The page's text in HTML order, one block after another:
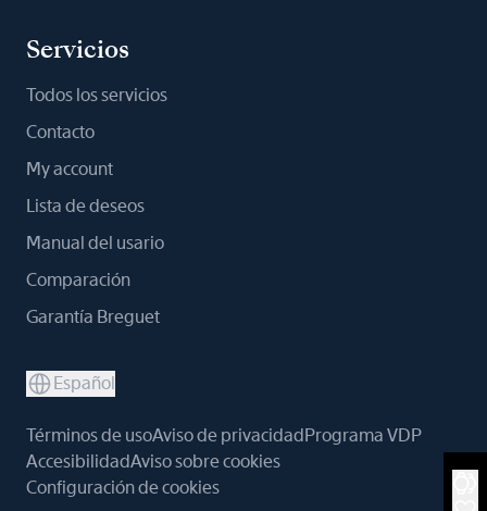
Servicios
Todos los servicios
Contacto
My account
Lista de deseos
Manual del usario
Comparación
Garantía Breguet
Español
Términos de usoAviso de privacidadPrograma VDP
AccesibilidadAviso sobre cookies
Configuración de cookies